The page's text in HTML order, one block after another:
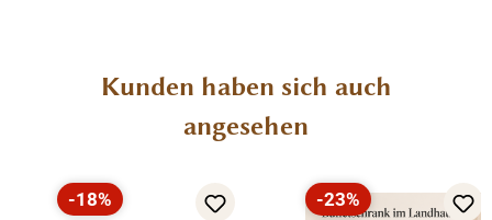
Produktgalerie überspringen
Kunden haben sich auch
angesehen
-18%
-23%